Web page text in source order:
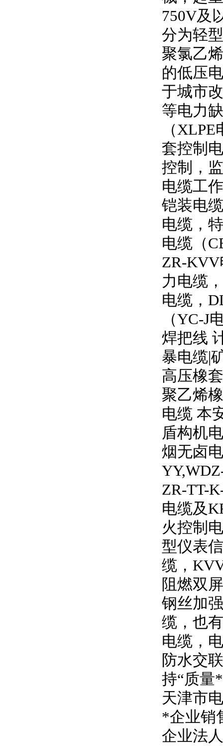
750V及
分为轻
聚氯乙
的低压
于城市
等电力
（XLPE
套控制
控制，
电缆工
铠装电
电缆，
电缆（
ZR-KVV
力电缆，
电缆，
（YC-J
焊把线
暴电缆
高压橡
聚乙烯
电缆 本
盾构机
烟无卤
ZR-TT-
电缆及
火控制
型仪表
缆，
阻燃双
钢丝加
缆，也
电缆，
防水交
持“质量
天津市
*企业销
企业法